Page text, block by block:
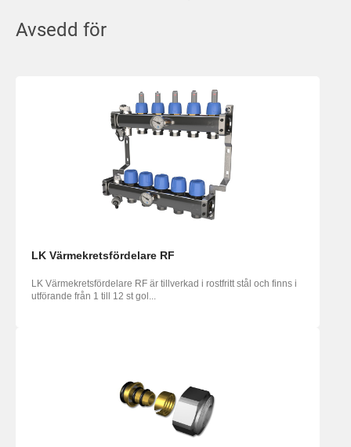
Avsedd för
LK Värmekretsfördelare RF
LK Värmekretsfördelare RF är tillverkad i rostfritt stål och finns i
utförande från 1 till 12 st gol...